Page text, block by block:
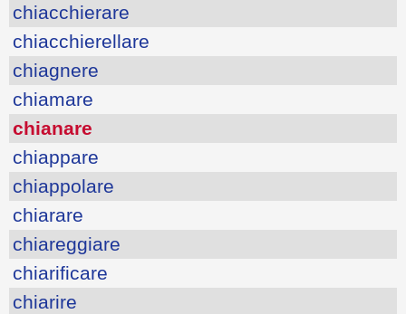
chiacchierare
chiacchierellare
chiagnere
chiamare
chianare
chiappare
chiappolare
chiarare
chiareggiare
chiarificare
chiarire